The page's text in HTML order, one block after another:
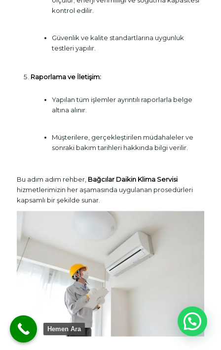
kontrol edilir.
Güvenlik ve kalite standartlarına uygunluk
testleri yapılır.
Raporlama ve İletişim:
Yapılan tüm işlemler ayrıntılı raporlarla belge
altına alınır.
Müşterilere, gerçekleştirilen müdahaleler ve
sonraki bakım tarihleri hakkında bilgi verilir.
Bu adım adım rehber, Bağcılar Daikin Klima Servisi
hizmetlerimizin her aşamasında uygulanan prosedürleri
kapsamlı bir şekilde sunar.
Hemen Ara